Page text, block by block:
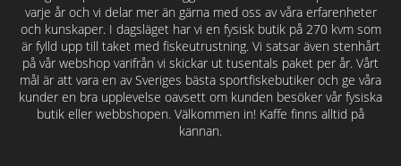
varje år och vi delar mer än gärna med oss av våra erfarenheter
och kunskaper. I dagsläget har vi en fysisk butik på 270 kvm som
är fylld upp till taket med fiskeutrustning. Vi satsar även stenhårt
på vår webshop varifrån vi skickar ut tusentals paket per år. Vårt
mål är att vara en av Sveriges bästa sportfiskebutiker och ge våra
kunder en bra upplevelse oavsett om kunden besöker vår fysiska
butik eller webbshopen. Välkommen in! Kaffe finns alltid på
kannan.